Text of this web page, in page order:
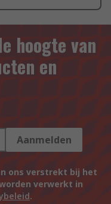
hoogte van
en
Aanmelden
ons verstrekt bij het
verwerkt in
.